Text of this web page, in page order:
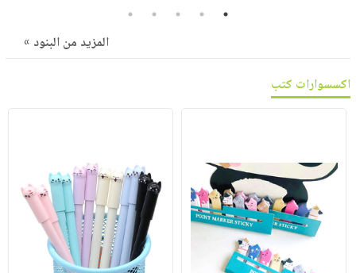
مناسباتيتكرر
طرحها
خدمات
انشر
كتابك
تواصل
معنا
نشرة
الإصدارات
1
2
3
4
5
المزيد من البنود »
اكسسوارات كتب